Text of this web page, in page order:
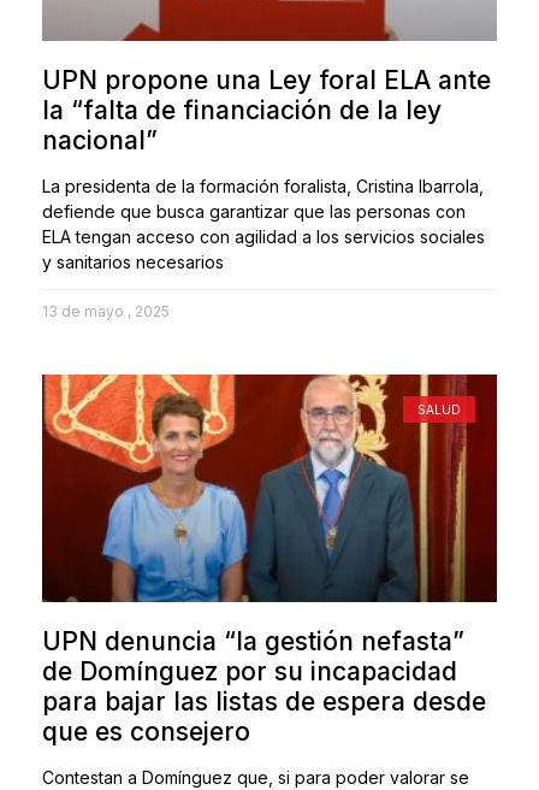
UPN propone una Ley foral ELA ante
la “falta de financiación de la ley
nacional”
La presidenta de la formación foralista, Cristina Ibarrola,
defiende que busca garantizar que las personas con
ELA tengan acceso con agilidad a los servicios sociales
y sanitarios necesarios
13 de mayo , 2025
SALUD
UPN denuncia “la gestión nefasta”
de Domínguez por su incapacidad
para bajar las listas de espera desde
que es consejero
Contestan a Domínguez que, si para poder valorar se